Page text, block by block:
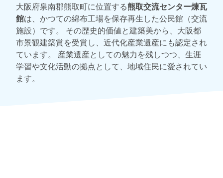
大阪府泉南郡熊取町に位置する熊取交流センター煉瓦
館は、かつての綿布工場を保存再生した公民館（交流
施設）です。 その歴史的価値と建築美から、大阪都
市景観建築賞を受賞し、近代化産業遺産にも認定され
ています。 産業遺産としての魅力を残しつつ、生涯
学習や文化活動の拠点として、地域住民に愛されてい
ます。